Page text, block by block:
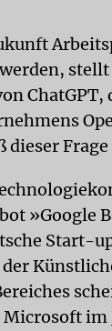
dieser
Start-